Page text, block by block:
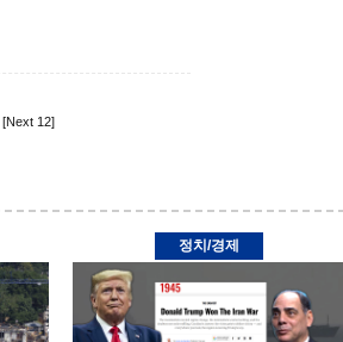
[Next 12]
정치/경제